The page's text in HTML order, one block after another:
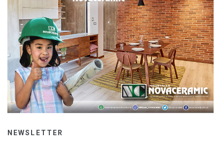
NEWSLETTER